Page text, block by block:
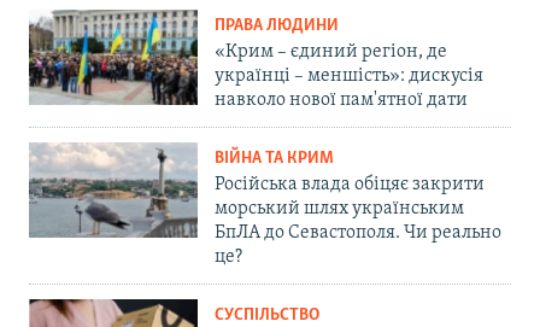
ПРАВА ЛЮДИНИ
«Крим – єдиний регіон, де
українці – меншість»: дискусія
навколо нової пам'ятної дати
ВІЙНА ТА КРИМ
Російська влада обіцяє закрити
морський шлях українським
БпЛА до Севастополя. Чи реально
це?
СУСПІЛЬСТВО